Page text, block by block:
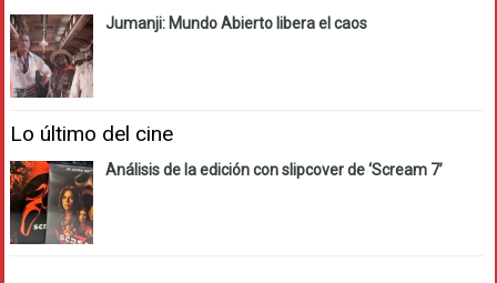
Jumanji: Mundo Abierto libera el caos
Lo último del cine
Análisis de la edición con slipcover de ‘Scream 7’